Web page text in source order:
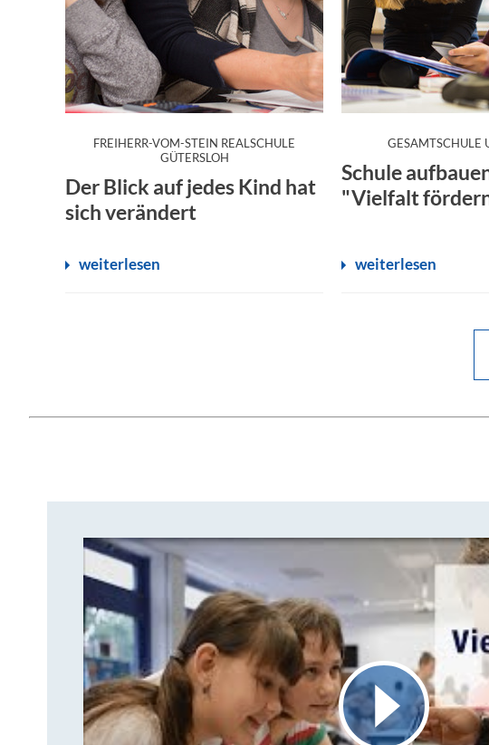
FREIHERR-VOM-STEIN REALSCHULE
GÜTERSLOH:
Der Blick auf jedes Kind hat
sich verändert
weiterlesen
GESAMTSCHULE
Schule
"Vielfalt
weiterlesen